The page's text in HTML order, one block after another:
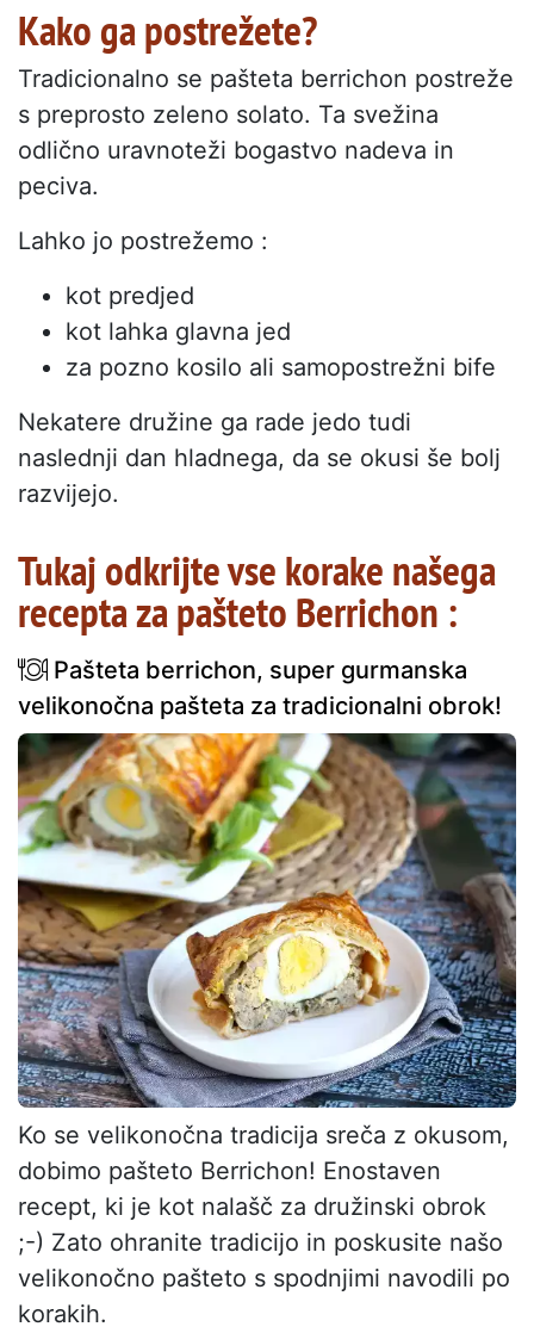
Kako ga postrežete?
Tradicionalno se pašteta berrichon postreže
s preprosto zeleno solato. Ta svežina
odlično uravnoteži bogastvo nadeva in
peciva.
Lahko jo postrežemo :
kot predjed
kot lahka glavna jed
za pozno kosilo ali samopostrežni bife
Nekatere družine ga rade jedo tudi
naslednji dan hladnega, da se okusi še bolj
razvijejo.
Tukaj odkrijte vse korake našega
recepta za pašteto Berrichon :
Pašteta berrichon, super gurmanska
velikonočna pašteta za tradicionalni obrok!
Ko se velikonočna tradicija sreča z okusom,
dobimo pašteto Berrichon! Enostaven
recept, ki je kot nalašč za družinski obrok
;-) Zato ohranite tradicijo in poskusite našo
velikonočno pašteto s spodnjimi navodili po
korakih.